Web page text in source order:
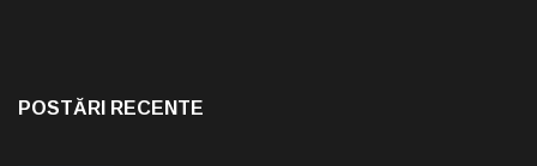
POSTĂRI RECENTE